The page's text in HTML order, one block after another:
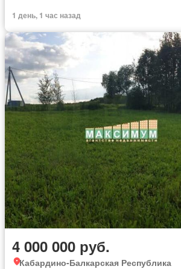
1 день, 1 час назад
4 000 000 руб.
Кабардино-Балкарская Республика